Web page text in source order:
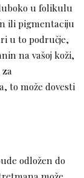
u folikulu
ili pigmentaciju
u to područje,
na vašoj koži,
to može dovesti
odložen do